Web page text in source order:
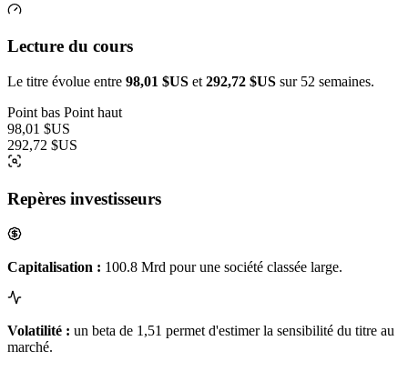
Lecture du cours
Le titre évolue entre 98,01 $US et 292,72 $US sur 52 semaines.
Point bas Point haut
98,01 $US
292,72 $US
Repères investisseurs
Capitalisation : 100.8 Mrd pour une société classée large.
Volatilité : un beta de 1,51 permet d'estimer la sensibilité du titre au
marché.